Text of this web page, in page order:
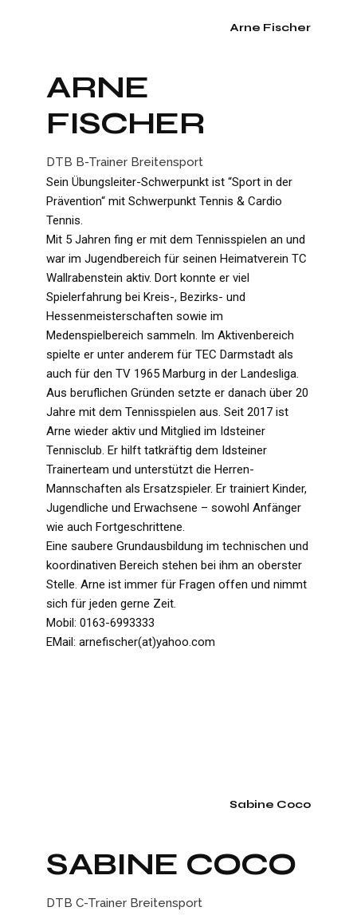
Arne Fischer
ARNE
FISCHER
DTB B-Trainer Breitensport
Sein Übungsleiter-Schwerpunkt ist “Sport in der
Prävention“ mit Schwerpunkt Tennis & Cardio
Tennis.
Mit 5 Jahren fing er mit dem Tennisspielen an und
war im Jugendbereich für seinen Heimatverein TC
Wallrabenstein aktiv. Dort konnte er viel
Spielerfahrung bei Kreis-, Bezirks- und
Hessenmeisterschaften sowie im
Medenspielbereich sammeln. Im Aktivenbereich
spielte er unter anderem für TEC Darmstadt als
auch für den TV 1965 Marburg in der Landesliga.
Aus beruflichen Gründen setzte er danach über 20
Jahre mit dem Tennisspielen aus. Seit 2017 ist
Arne wieder aktiv und Mitglied im Idsteiner
Tennisclub. Er hilft tatkräftig dem Idsteiner
Trainerteam und unterstützt die Herren-
Mannschaften als Ersatzspieler. Er trainiert Kinder,
Jugendliche und Erwachsene – sowohl Anfänger
wie auch Fortgeschrittene.
Eine saubere Grundausbildung im technischen und
koordinativen Bereich stehen bei ihm an oberster
Stelle. Arne ist immer für Fragen offen und nimmt
sich für jeden gerne Zeit.
Mobil: 0163-6993333
EMail: arnefischer(at)yahoo.com
Sabine Coco
SABINE COCO
DTB C-Trainer Breitensport